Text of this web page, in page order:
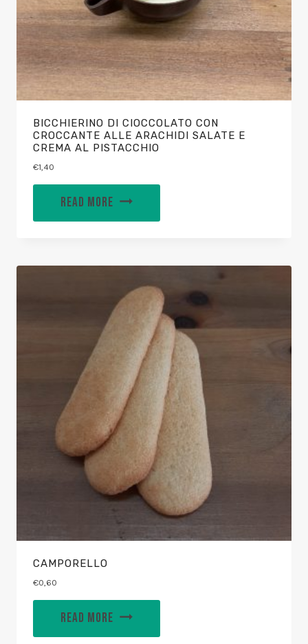
BICCHIERINO DI CIOCCOLATO CON
CROCCANTE ALLE ARACHIDI SALATE E
CREMA AL PISTACCHIO
€1,40
READ MORE
CAMPORELLO
€0,60
READ MORE